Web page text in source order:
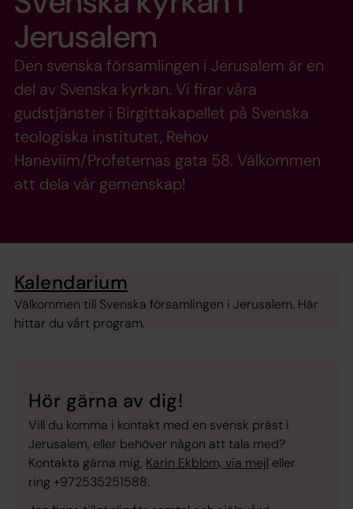
Jerusalem
Den svenska församlingen i Jerusalem är en
del av Svenska kyrkan. Vi firar våra
gudstjänster i Birgittakapellet på Svenska
teologiska institutet, Rehov
Haneviim/Profeternas gata 58. Välkommen
att dela vår gemenskap!
Kalendarium
Välkommen till Svenska församlingen i Jerusalem. Här
hittar du vårt program.
Hör gärna av dig!
Vill du komma i kontakt med en svensk präst i
Jerusalem, eller behöver någon att tala med?
Kontakta gärna mig, Karin Ekblom, via mejl eller
ring +972535251588.